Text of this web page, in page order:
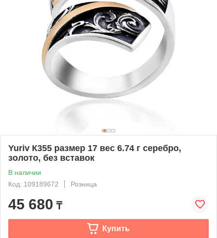
Yuriv К355 размер 17 вес 6.74 г серебро,
золото, без вставок
В наличии
Код: 109189672
Розница
45 680 ₸
Купить